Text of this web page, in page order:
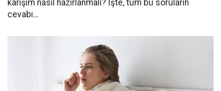
karışım nasıl hazırlanmalı? İşte, tüm bu soruların
cevabı…